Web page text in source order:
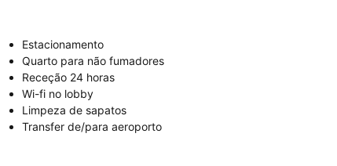
Estacionamento
Quarto para não fumadores
Receção 24 horas
Wi-fi no lobby
Limpeza de sapatos
Transfer de/para aeroporto